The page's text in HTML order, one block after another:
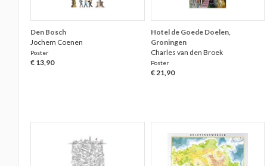
Den Bosch
Jochem Coenen
Poster
€ 13,90
Hotel de Goede Doelen,
Groningen
Charles van den Broek
Poster
€ 21,90